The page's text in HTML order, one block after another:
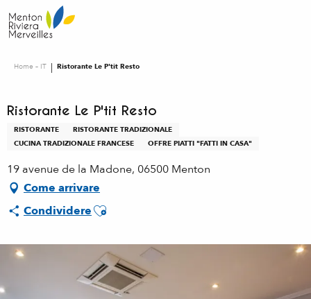
au
contenu
Home – IT Ristorante Le P'tit Resto
Ristorante Le P'tit Resto
RISTORANTE
RISTORANTE TRADIZIONALE
CUCINA TRADIZIONALE FRANCESE
OFFRE PIATTI "FATTI IN CASA"
19 avenue de la Madone, 06500 Menton
Come arrivare
CondividereAjouter aux favoris